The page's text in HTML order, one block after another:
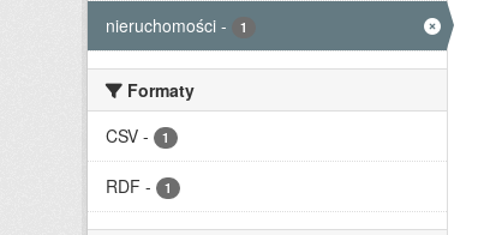
nieruchomości - 1
Formaty
CSV - 1
RDF - 1